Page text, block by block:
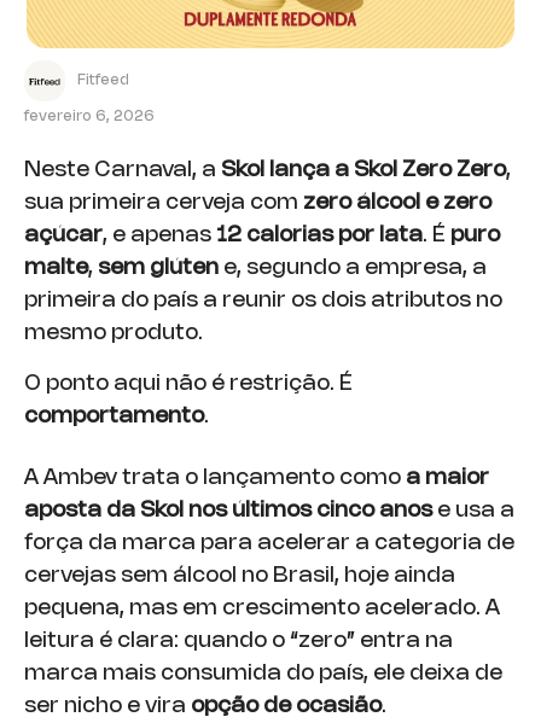
Fitfeed
fevereiro 6, 2026
Neste Carnaval, a Skol lança a Skol Zero Zero,
sua primeira cerveja com zero álcool e zero
açúcar, e apenas 12 calorias por lata. É puro
malte, sem glúten e, segundo a empresa, a
primeira do país a reunir os dois atributos no
mesmo produto.
O ponto aqui não é restrição. É
comportamento.
A Ambev trata o lançamento como a maior
aposta da Skol nos últimos cinco anose usa a
força da marca para acelerar a categoria de
cervejas sem álcool no Brasil, hoje ainda
pequena, mas em crescimento acelerado. A
leitura é clara: quando o “zero” entra na
marca mais consumida do país, ele deixa de
ser nicho e vira opção de ocasião.